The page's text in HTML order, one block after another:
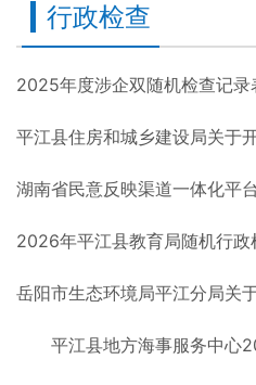
行政检查
2025年度涉企双随机检查记录
2026年平江县教育局随机行政